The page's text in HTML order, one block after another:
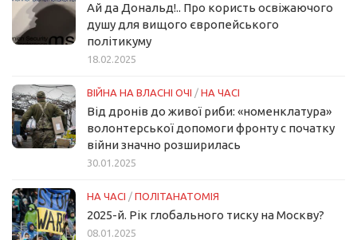
Ай да Дональд!.. Про користь освіжаючого
душу для вищого європейського
політикуму
18.02.2025
ВІЙНА НА ВЛАСНІ ОЧІ / НА ЧАСІ
Від дронів до живої риби: «номенклатура»
волонтерської допомоги фронту с початку
війни значно розширилась
30.01.2025
НА ЧАСІ / ПОЛІТАНАТОМІЯ
2025-й. Рік глобального тиску на Москву?
08.01.2025